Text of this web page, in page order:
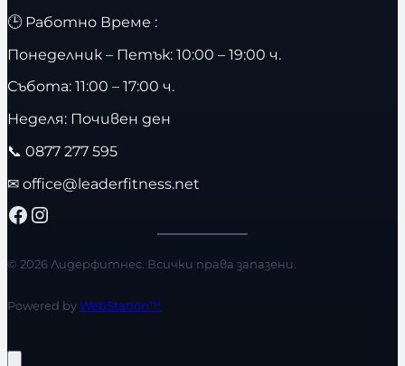
🕒 Работно Време :
Понеделник – Петък: 10:00 – 19:00 ч.
Събота: 11:00 – 17:00 ч.
Неделя: Почивен ден
📞 0877 277 595
✉ office@leaderfitness.net
Facebook Instagram
© 2026 Лидерфитнес. Всички права запазени.
Powered byWebStation™